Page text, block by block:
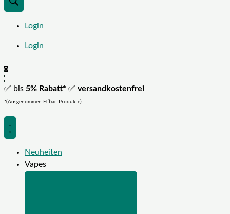
Login
Login
0
✅ bis 5% Rabatt* ✅ versandkostenfrei
*(Ausgenommen Elfbar-Produkte)
Neuheiten
Vapes